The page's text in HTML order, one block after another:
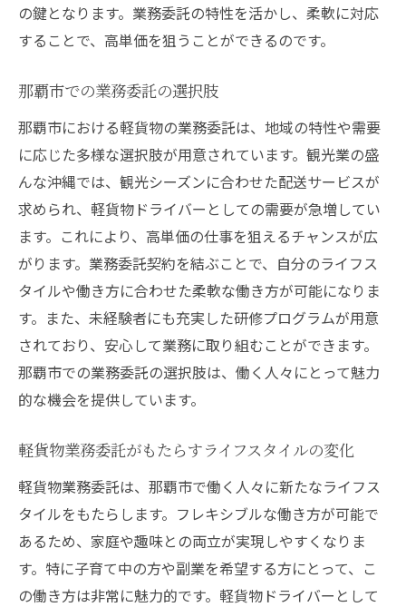
の鍵となります。業務委託の特性を活かし、柔軟に対応
することで、高単価を狙うことができるのです。
那覇市での業務委託の選択肢
那覇市における軽貨物の業務委託は、地域の特性や需要
に応じた多様な選択肢が用意されています。観光業の盛
んな沖縄では、観光シーズンに合わせた配送サービスが
求められ、軽貨物ドライバーとしての需要が急増してい
ます。これにより、高単価の仕事を狙えるチャンスが広
がります。業務委託契約を結ぶことで、自分のライフス
タイルや働き方に合わせた柔軟な働き方が可能になりま
す。また、未経験者にも充実した研修プログラムが用意
されており、安心して業務に取り組むことができます。
那覇市での業務委託の選択肢は、働く人々にとって魅力
的な機会を提供しています。
軽貨物業務委託がもたらすライフスタイルの変化
軽貨物業務委託は、那覇市で働く人々に新たなライフス
タイルをもたらします。フレキシブルな働き方が可能で
あるため、家庭や趣味との両立が実現しやすくなりま
す。特に子育て中の方や副業を希望する方にとって、こ
の働き方は非常に魅力的です。軽貨物ドライバーとして